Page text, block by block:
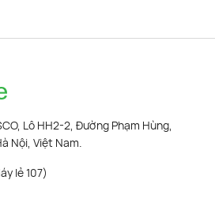
Lô HH2-2, Đường Phạm Hùng,
Nội, Việt Nam.
lẻ 107)